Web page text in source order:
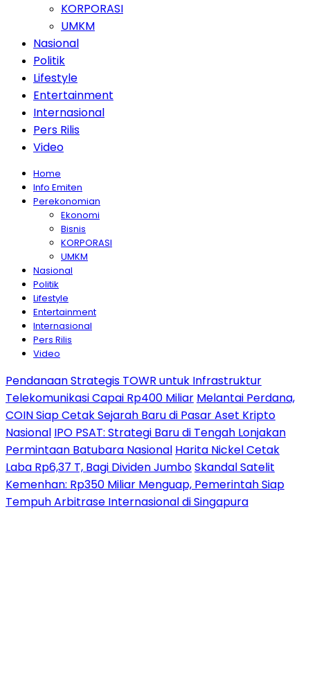
KORPORASI
UMKM
Nasional
Politik
Lifestyle
Entertainment
Internasional
Pers Rilis
Video
Home
Info Emiten
Perekonomian
Ekonomi
Bisnis
KORPORASI
UMKM
Nasional
Politik
Lifestyle
Entertainment
Internasional
Pers Rilis
Video
Pendanaan Strategis TOWR untuk Infrastruktur
Telekomunikasi Capai Rp400 Miliar Melantai Perdana,
COIN Siap Cetak Sejarah Baru di Pasar Aset Kripto
Nasional IPO PSAT: Strategi Baru di Tengah Lonjakan
Permintaan Batubara Nasional Harita Nickel Cetak
Laba Rp6,37 T, Bagi Dividen JumboSkandal Satelit
Kemenhan: Rp350 Miliar Menguap, Pemerintah Siap
Tempuh Arbitrase Internasional di Singapura